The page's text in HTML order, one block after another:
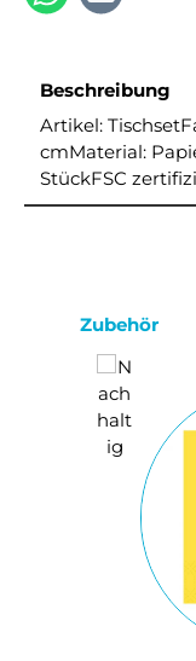
Beschreibung
Artikel:
cmMaterial:
StückFSC
Zubehör